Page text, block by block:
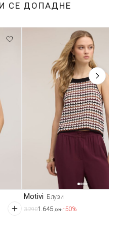
СЕ ДОПАДНЕ
Motivi Блузи
3.2901.645 ден-50%